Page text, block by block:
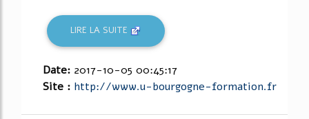
LIRE LA SUITE
Date: 2017-10-05 00:45:17
Site : http://www.u-bourgogne-formation.fr